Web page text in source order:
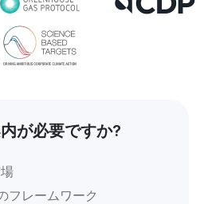
が必要ですか?
フレームワーク